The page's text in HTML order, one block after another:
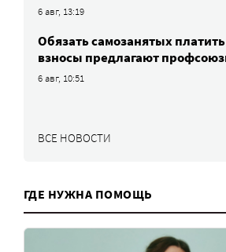
6 авг, 13:19
Обязать самозанятых
взносы предлагают
6 авг, 10:51
ВСЕ НОВОСТИ
ГДЕ НУЖНА ПОМОЩЬ